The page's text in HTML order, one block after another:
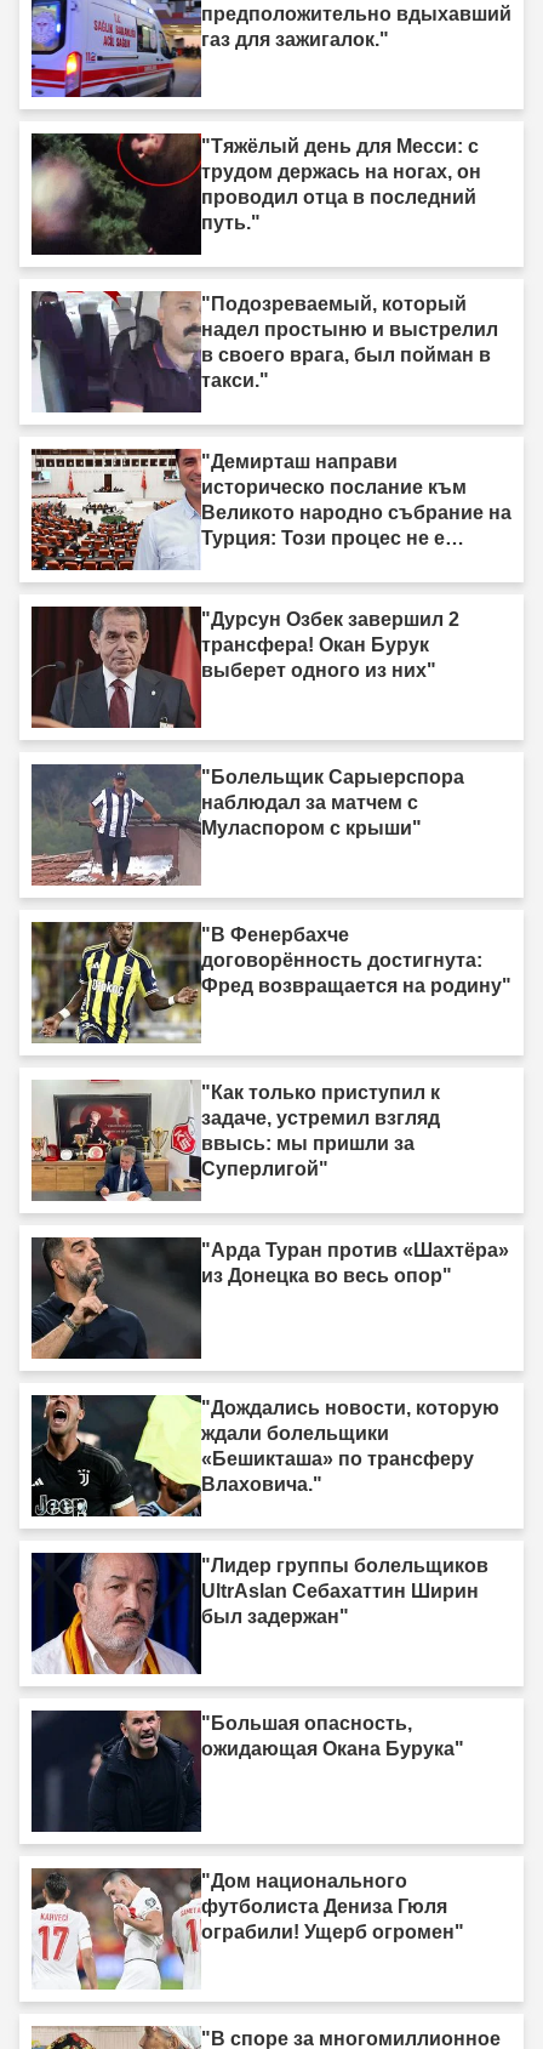
предположительно вдыхавший
газ для зажигалок."
"Тяжёлый день для Месси: с
трудом держась на ногах, он
проводил отца в последний
путь."
"Подозреваемый, который
надел простыню и выстрелил
в своего врага, был пойман в
такси."
"Демирташ направи
историческо послание към
Великото народно събрание на
Турция: Този процес не е
"Дурсун Озбек завершил 2
трансфера! Окан Бурук
выберет одного из них"
"Болельщик Сарыерспора
наблюдал за матчем с
Муласпором с крыши"
"В Фенербахче
договорённость достигнута:
Фред возвращается на родину"
"Как только приступил к
задаче, устремил взгляд
ввысь: мы пришли за
Суперлигой"
"Арда Туран против «Шахтёра»
из Донецка во весь опор"
"Дождались новости, которую
ждали болельщики
«Бешикташа» по трансферу
Влаховича."
"Лидер группы болельщиков
UltrAslan Себахаттин Ширин
был задержан"
"Большая опасность,
ожидающая Окана Бурука"
"Дом национального
футболиста Дениза Гюля
ограбили! Ущерб огромен"
"В споре за многомиллионное